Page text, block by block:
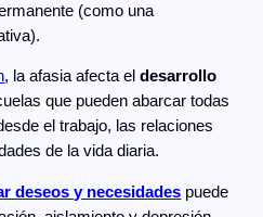
(como una
, la afasia afecta eldesarrollo
que pueden abarcar todas
el trabajo, las relaciones
de la vida diaria.
deseos y necesidades puede